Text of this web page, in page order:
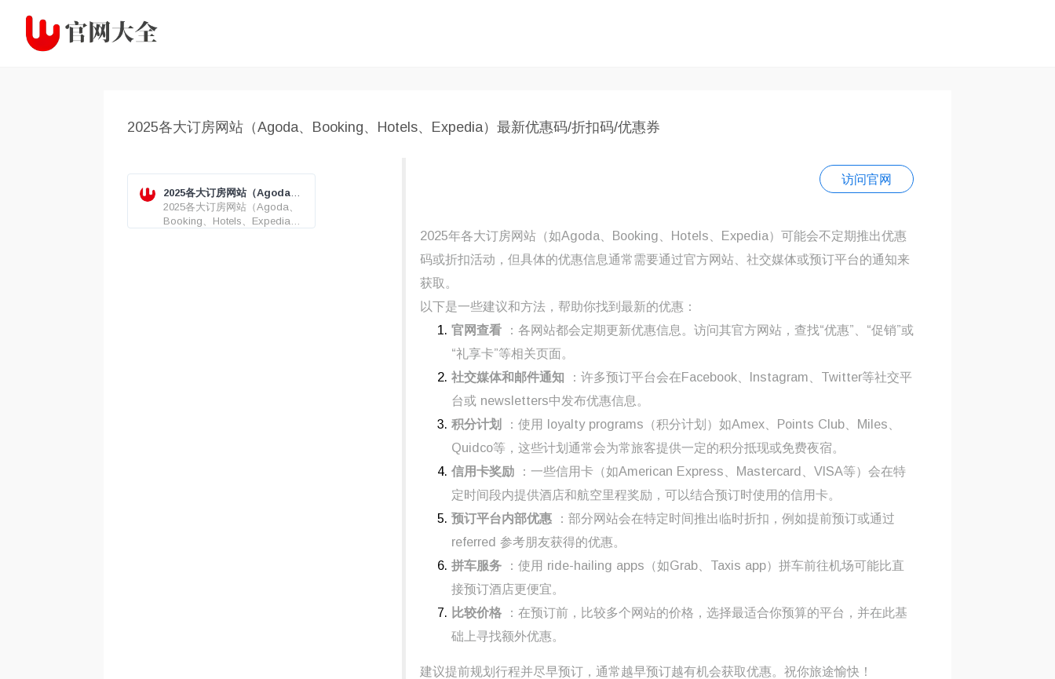
2025各大订房网站（Agoda、Booking、Hotels、Expedia）最新优惠码/折扣码/优惠券
2025各大订房网站（Agoda、
Booking、Hotels、
Expedia）最新优惠码/折扣码/
2025各大订房网站（Agoda、
Booking、Hotels、Expedia）
访问官网
2025年各大订房网站（如Agoda、Booking、Hotels、Expedia）可能会不定期推出优惠
码或折扣活动，但具体的优惠信息通常需要通过官方网站、社交媒体或预订平台的通知来
获取。
以下是一些建议和方法，帮助你找到最新的优惠：
官网查看
：各网站都会定期更新优惠信息。访问其官方网站，查找“优惠”、“促销”或
“礼享卡”等相关页面。
社交媒体和邮件通知
：许多预订平台会在Facebook、Instagram、Twitter等社交平
台或 newsletters中发布优惠信息。
积分计划
：使用 loyalty programs（积分计划）如Amex、Points Club、Miles、
Quidco等，这些计划通常会为常旅客提供一定的积分抵现或免费夜宿。
信用卡奖励
：一些信用卡（如American Express、Mastercard、VISA等）会在特
定时间段内提供酒店和航空里程奖励，可以结合预订时使用的信用卡。
预订平台内部优惠
：部分网站会在特定时间推出临时折扣，例如提前预订或通过
referred 参考朋友获得的优惠。
拼车服务
：使用 ride-hailing apps（如Grab、Taxis app）拼车前往机场可能比直
接预订酒店更便宜。
比较价格
：在预订前，比较多个网站的价格，选择最适合你预算的平台，并在此基
础上寻找额外优惠。
建议提前规划行程并尽早预订，通常越早预订越有机会获取优惠。祝你旅途愉快！